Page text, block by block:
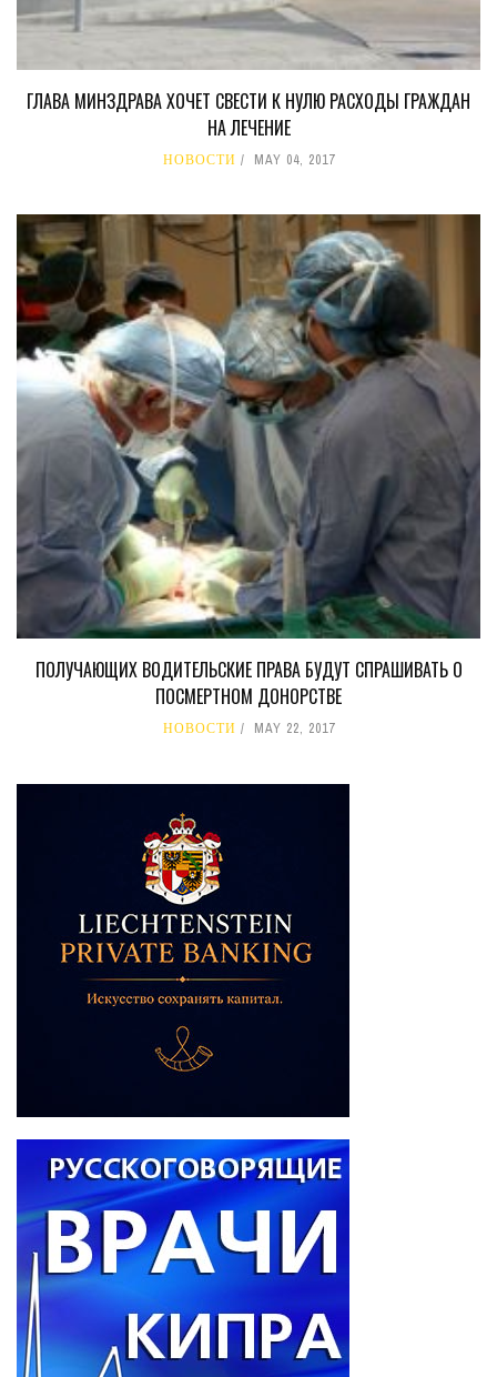
ГЛАВА МИНЗДРАВА ХОЧЕТ СВЕСТИ К НУЛЮ РАСХОДЫ ГРАЖДАН
НА ЛЕЧЕНИЕ
НОВОСТИ MAY 04, 2017
ПОЛУЧАЮЩИХ ВОДИТЕЛЬСКИЕ ПРАВА БУДУТ СПРАШИВАТЬ О
ПОСМЕРТНОМ ДОНОРСТВЕ
НОВОСТИ MAY 22, 2017